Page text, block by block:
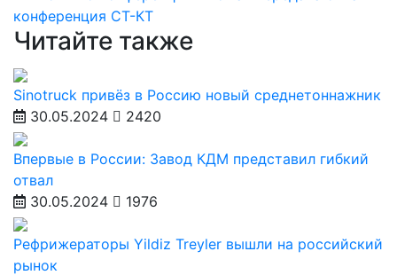
конференция СТ-КТ
Читайте также
Sinotruck привёз в Россию новый среднетоннажник
30.05.2024
2420
Впервые в России: Завод КДМ представил гибкий
отвал
30.05.2024
1976
Рефрижераторы Yildiz Treyler вышли на российский
рынок